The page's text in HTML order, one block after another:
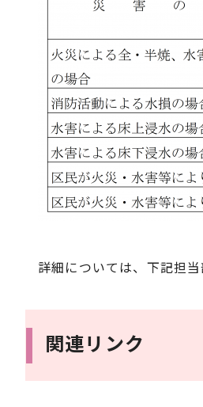
詳細については、下記担
関連リンク